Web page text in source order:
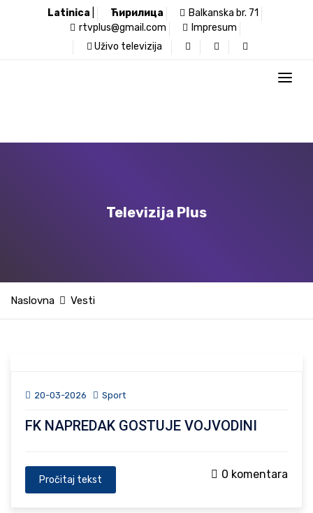
Latinica Ћирилица
Balkanska br. 71
rtvplus@gmail.com
Impresum
Uživo televizija
Televizija Plus
Naslovna Vesti
20-03-2026 Sport
FK NAPREDAK GOSTUJE VOJVODINI
Pročitaj tekst 0 komentara